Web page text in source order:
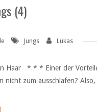
(4)
Jungs Lukas
Haar * * * Einer der
nicht zum ausschlafen?